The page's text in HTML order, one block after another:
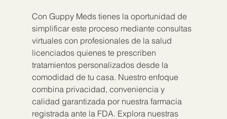
Con Guppy Meds tienes la oportunidad de
simplificar este proceso mediante consultas
virtuales con profesionales de la salud
licenciados quienes te prescriben
tratamientos personalizados desde la
comodidad de tu casa. Nuestro enfoque
combina privacidad, conveniencia y
calidad garantizada por nuestra farmacia
registrada ante la FDA. Explora nuestras